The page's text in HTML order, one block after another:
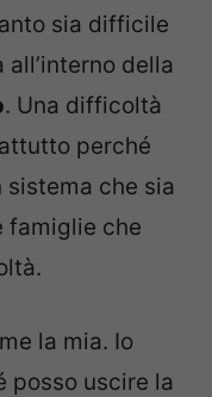
sia difficile
della
. Una difficoltà
perché
sistema che sia
famiglie che
la mia. Io
posso uscire la